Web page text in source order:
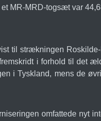
MR-MRD-togsæt var
til strækningen
i forhold til det
i Tyskland, mens de
omfattede nyt